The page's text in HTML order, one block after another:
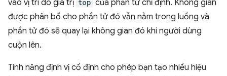
vào vị trí do giá trị top của phần tử chỉ định. Không gian
được phân bổ cho phần tử đó vẫn nằm trong luồng và
phần tử đó sẽ quay lại không gian đó khi người dùng
cuộn lên.
Tính năng định vị cố định cho phép bạn tạo nhiều hiệu